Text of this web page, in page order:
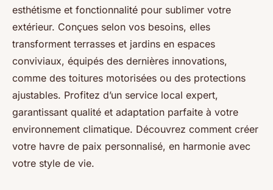
esthétisme et fonctionnalité pour sublimer votre
extérieur. Conçues selon vos besoins, elles
transforment terrasses et jardins en espaces
conviviaux, équipés des dernières innovations,
comme des toitures motorisées ou des protections
ajustables. Profitez d’un service local expert,
garantissant qualité et adaptation parfaite à votre
environnement climatique. Découvrez comment créer
votre havre de paix personnalisé, en harmonie avec
votre style de vie.